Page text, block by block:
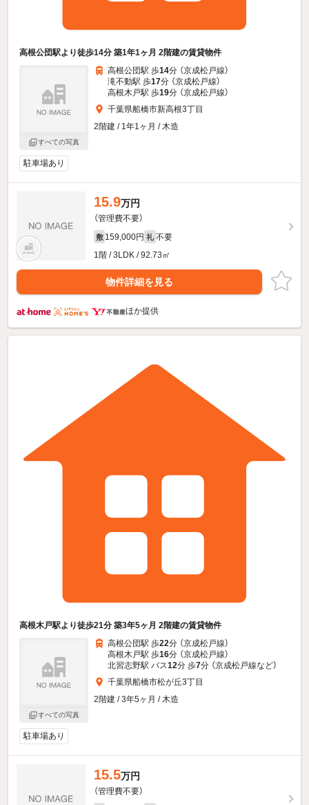
高根公団駅より徒歩14分 築1年1ヶ月 2階建の賃貸物件
すべての写真
高根公団駅 歩14分 （京成松戸線）
滝不動駅 歩17分 （京成松戸線）
高根木戸駅 歩19分 （京成松戸線）
千葉県船橋市新高根3丁目
2階建 / 1年1ヶ月 / 木造
駐車場あり
15.9万円
（管理費不要）
敷 159,000円 礼 不要
1階 / 3LDK / 92.73㎡
物件詳細を見る
ほか提供
高根木戸駅より徒歩21分 築3年5ヶ月 2階建の賃貸物件
すべての写真
高根公団駅 歩22分 （京成松戸線）
高根木戸駅 歩16分 （京成松戸線）
北習志野駅 バス12分 歩7分 （京成松戸線など）
千葉県船橋市松が丘3丁目
2階建 / 3年5ヶ月 / 木造
駐車場あり
15.5万円
（管理費不要）